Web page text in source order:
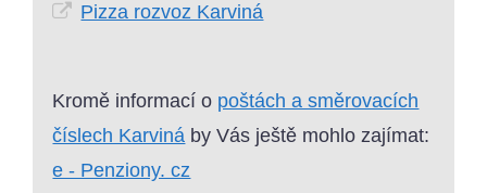
Pizza rozvoz Karviná
Kromě informací o poštách a směrovacích
číslech Karviná by Vás ještě mohlo zajímat:
e - Penziony. cz